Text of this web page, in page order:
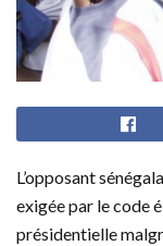
L’opposant
exigée par le code
présidentielle